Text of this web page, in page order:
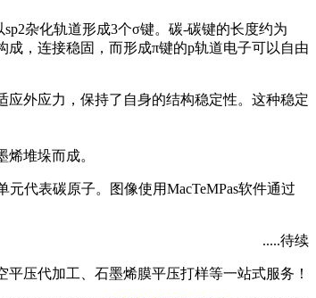
杂化轨道形成3个σ键。碳-碳键的长度约为
成，连接稳固，而形成π键的p轨道电子可以自由
外应力，保持了自身的结构稳定性。这种稳定
堆垛而成。
代表碳原子。图像使用MacTeMPas软件通过
.....待续
压代加工、石墨烯膜平压打样等一站式服务！